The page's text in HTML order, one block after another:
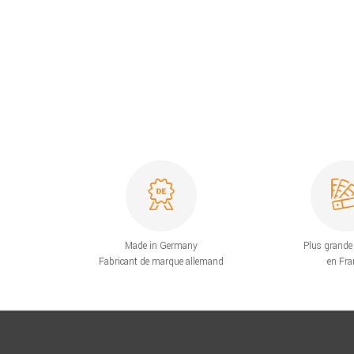
Made in Germany
Fabricant de marque allemand
Plus
en